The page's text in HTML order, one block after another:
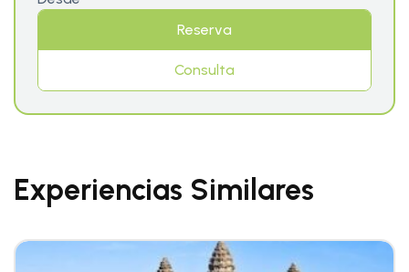
Reserva
Consulta
Experiencias Similares